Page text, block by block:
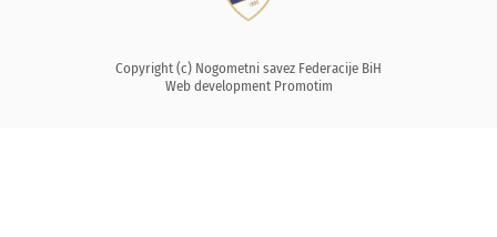
Copyright (c) Nogometni savez Federacije BiH
Web development Promotim